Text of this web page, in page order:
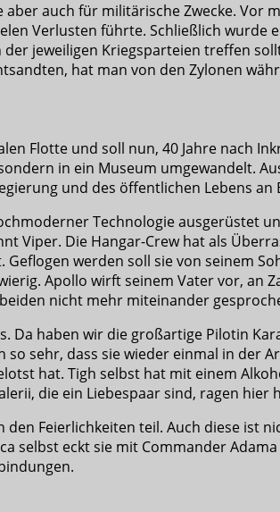
auch für militärische Zwecke. Vor
Verlusten führte. Schließlich
jeweiligen Kriegsparteien treffen
hat man von den Zylonen
Flotte und soll nun, 40 Jahre nach
in ein Museum umgewandelt.
und des öffentlichen Lebens an
Technologie ausgerüstet
Viper. Die Hangar-Crew hat als
werden soll sie von seinem
Apollo wirft seinem Vater vor, an
nicht mehr miteinander
haben wir die großartige Pilotin
sehr, dass sie wieder einmal in der
hat. Tigh selbst hat mit einem
die ein Liebespaar sind, ragen hier
Feierlichkeiten teil. Auch diese ist
selbst eckt sie mit Commander